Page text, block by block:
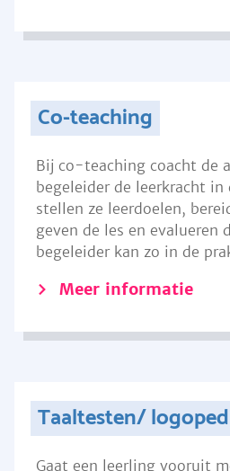
Co-teaching
Bij co-teaching coacht de
begeleider de leerkracht in
stellen ze leerdoelen,
geven de les en evalueren
begeleider kan zo in de
Meer informatie
Taaltesten/
Gaat een leerling vooruit